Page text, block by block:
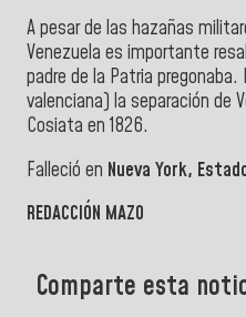
A pesar de las hazañas
Venezuela es importante
padre de la Patria
valenciana) la separación de
Cosiata en 1826.
Falleció en Nueva York,
REDACCIÓN MAZO
Comparte esta